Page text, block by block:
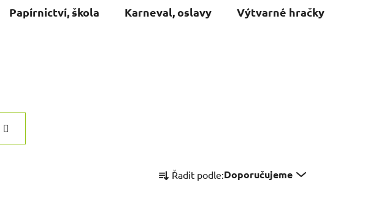
KOŠÍK
Papírnictví, škola Karneval, oslavy Výtvarné hračky
a Řadit podle:Doporučujeme